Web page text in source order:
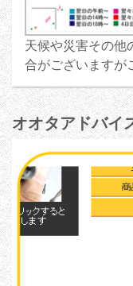
天候や災害その他
合がございますが
オオタアドバイ